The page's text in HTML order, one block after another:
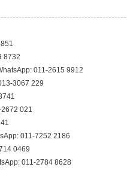
8732
011-2615 9912
3067 229
021
011-7252 2186
0469
011-2784 8628